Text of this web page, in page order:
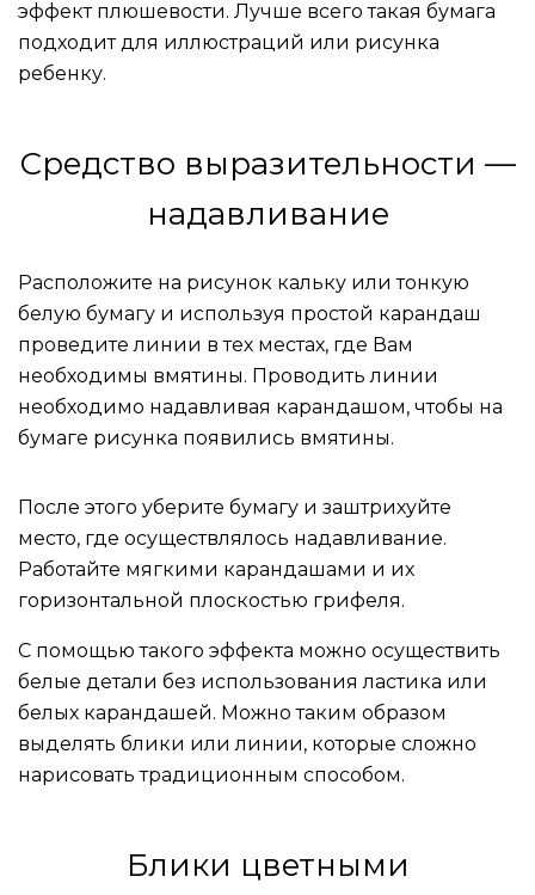
эффект плюшевости. Лучше всего такая бумага
подходит для иллюстраций или рисунка
ребенку.
Средство выразительности —
надавливание
Расположите на рисунок кальку или тонкую
белую бумагу и используя простой карандаш
проведите линии в тех местах, где Вам
необходимы вмятины. Проводить линии
необходимо надавливая карандашом, чтобы на
бумаге рисунка появились вмятины.
После этого уберите бумагу и заштрихуйте
место, где осуществлялось надавливание.
Работайте мягкими карандашами и их
горизонтальной плоскостью грифеля.
С помощью такого эффекта можно осуществить
белые детали без использования ластика или
белых карандашей. Можно таким образом
выделять блики или линии, которые сложно
нарисовать традиционным способом.
Блики цветными